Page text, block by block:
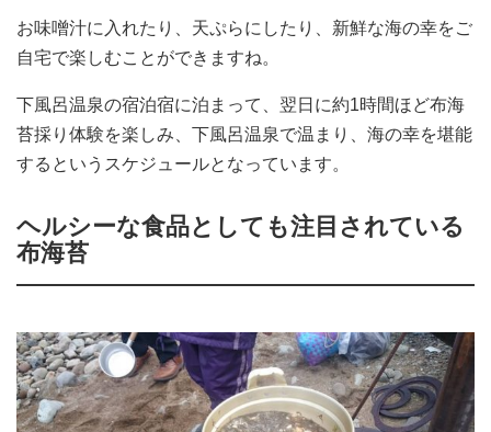
お味噌汁に入れたり、天ぷらにしたり、新鮮な海の幸をご
自宅で楽しむことができますね。
下風呂温泉の宿泊宿に泊まって、翌日に約1時間ほど布海
苔採り体験を楽しみ、下風呂温泉で温まり、海の幸を堪能
するというスケジュールとなっています。
ヘルシーな食品としても注目されている
布海苔